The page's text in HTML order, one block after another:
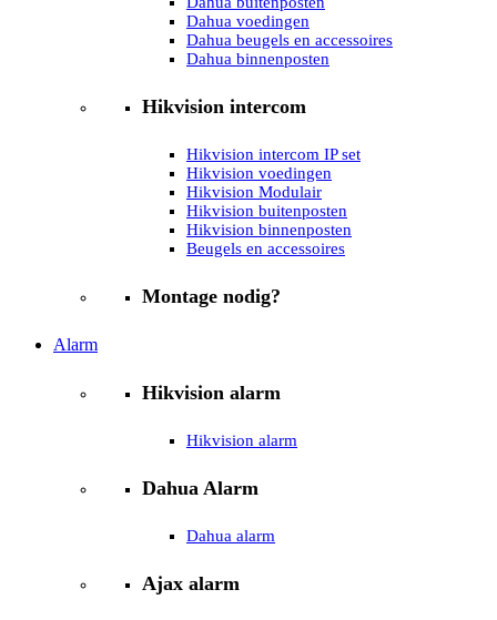
Dahua voedingen
Dahua beugels en accessoires
Dahua binnenposten
Hikvision intercom
Hikvision intercom IP set
Hikvision voedingen
Hikvision Modulair
Hikvision buitenposten
Hikvision binnenposten
Beugels en accessoires
Montage nodig?
Alarm
Hikvision alarm
Hikvision alarm
Dahua Alarm
Dahua alarm
Ajax alarm